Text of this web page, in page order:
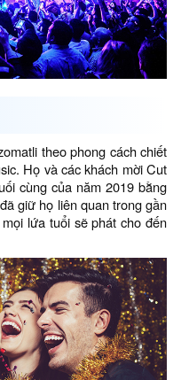
theo phong cách chiết
Họ và các khách mời Cut
cùng của năm 2019 bằng
giữ họ liên quan trong gần
lứa tuổi sẽ phát cho đến